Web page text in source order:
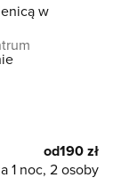
w
od190 zł
1 noc, 2 osoby